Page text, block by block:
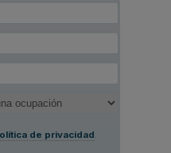
de privacidad